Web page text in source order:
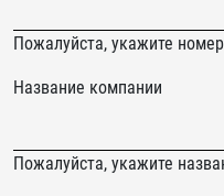
Пожалуйста, укажите
email
Never
Название компании
Пожалуйста, укажите